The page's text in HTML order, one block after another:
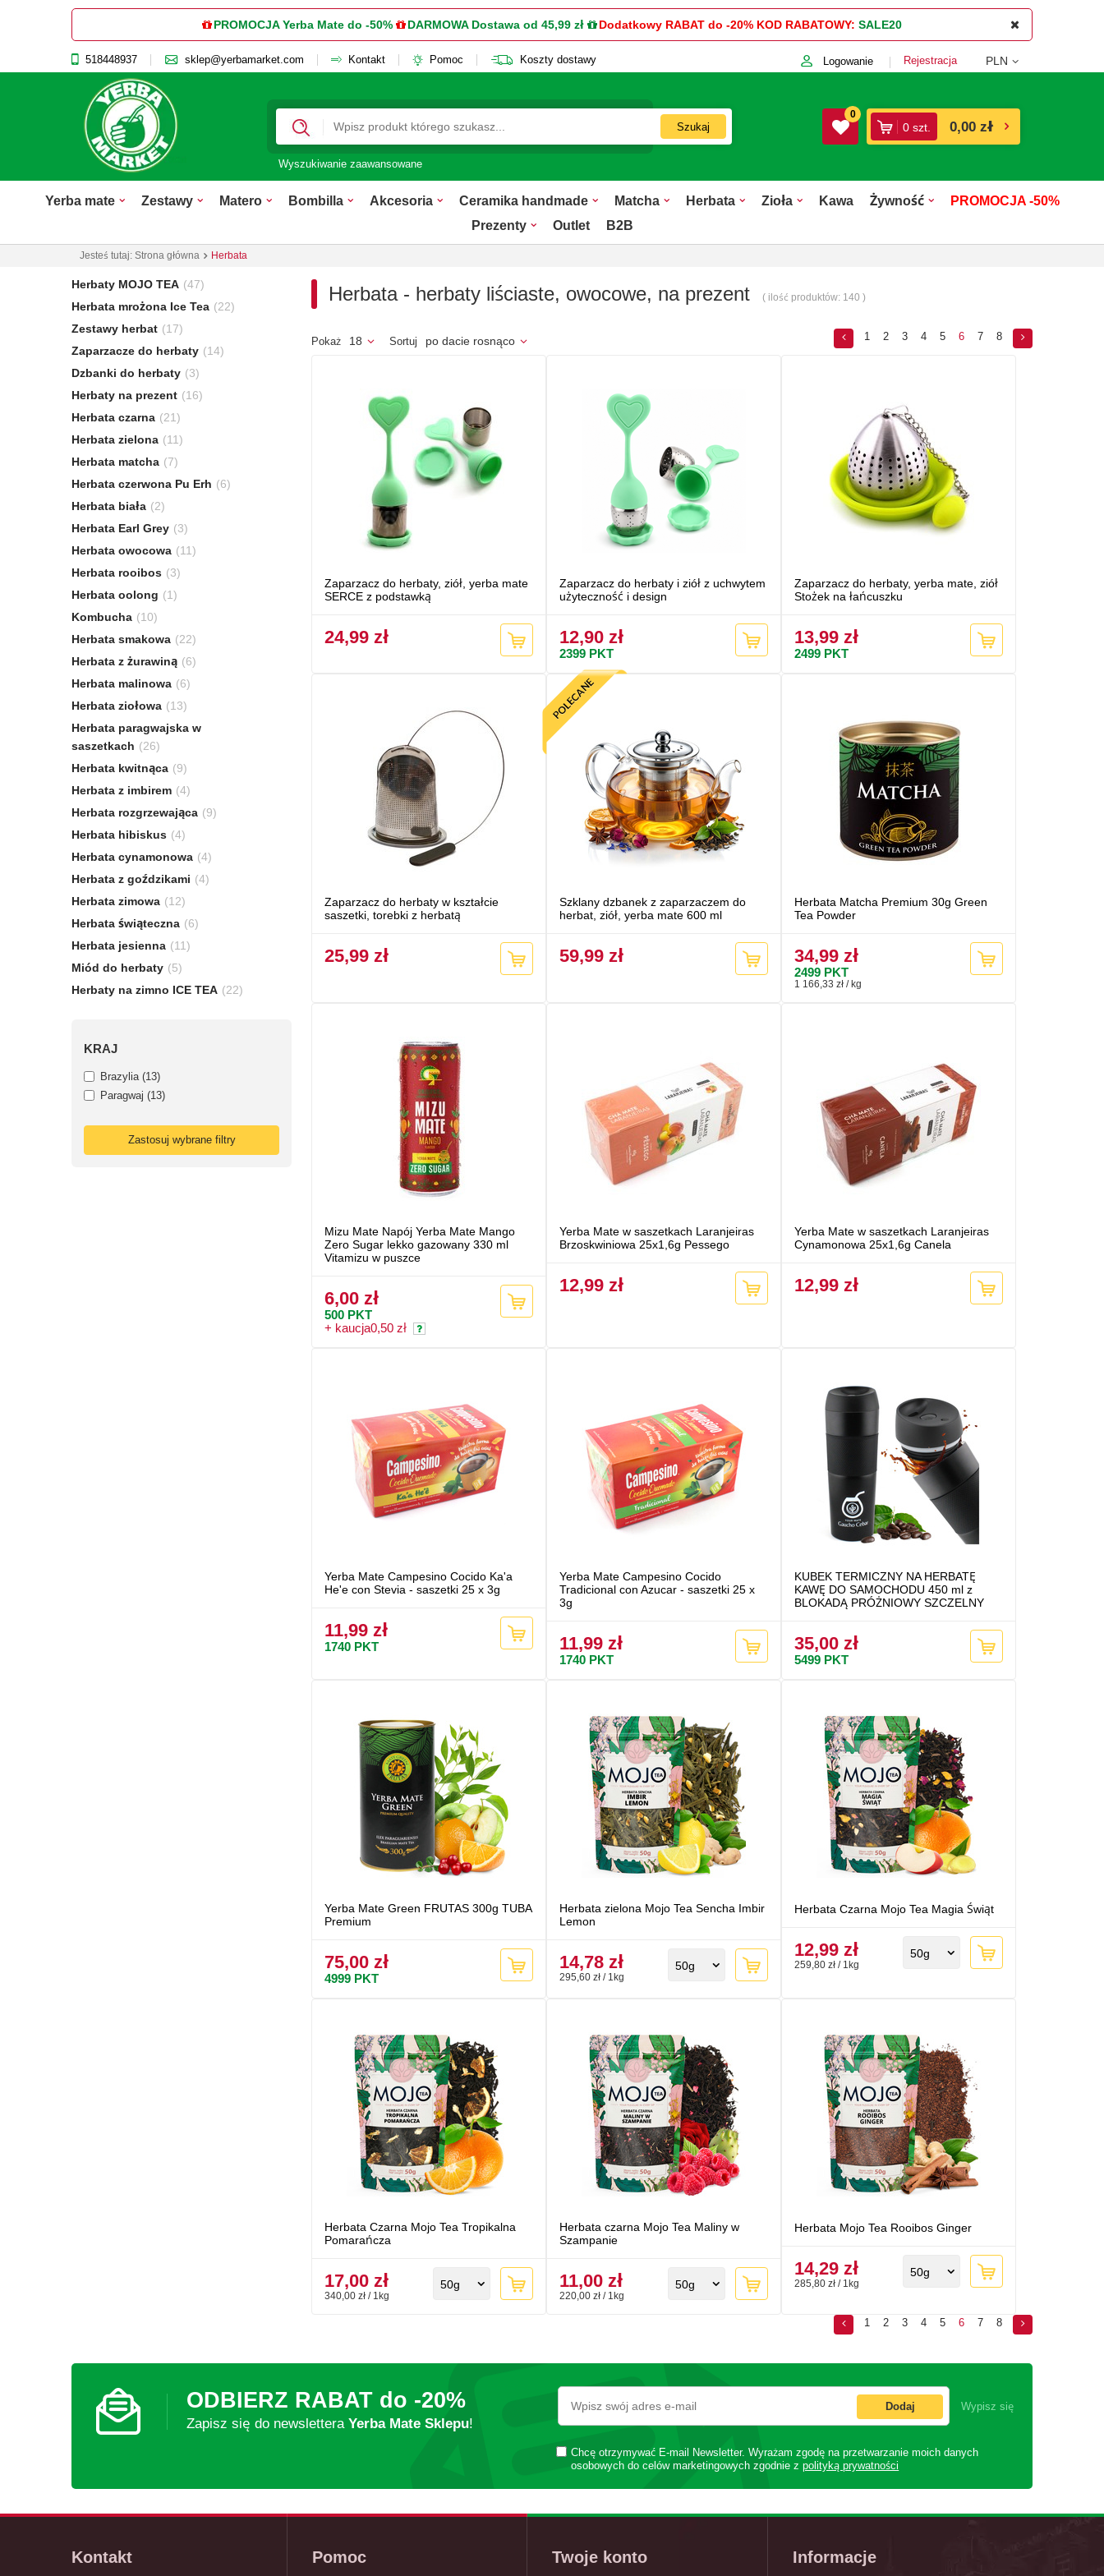
PROMOCJA Yerba Mate do -50% DARMOWA Dostawa od 45,99 zł Dodatkowy RABAT do -20% KOD RABATOWY: SALE20
518448937 sklep@yerbamarket.com Kontakt Pomoc Koszty dostawy Logowanie Rejestracja PLN
Szukaj
Wyszukiwanie zaawansowane
0
0 szt. 0,00 zł
Yerba mate Zestawy Matero Bombilla Akcesoria Ceramika handmade Matcha Herbata Zioła Kawa Żywność
PROMOCJA -50%
Prezenty
Outlet B2B
Jesteś tutaj: Strona główna Herbata
Herbaty MOJO TEA (47)
Herbata mrożona Ice Tea (22)
Zestawy herbat (17)
Zaparzacze do herbaty (14)
Dzbanki do herbaty (3)
Herbaty na prezent (16)
Herbata czarna (21)
Herbata zielona (11)
Herbata matcha (7)
Herbata czerwona Pu Erh (6)
Herbata biała (2)
Herbata Earl Grey (3)
Herbata owocowa (11)
Herbata rooibos (3)
Herbata oolong (1)
Kombucha (10)
Herbata smakowa (22)
Herbata z żurawiną (6)
Herbata malinowa (6)
Herbata ziołowa (13)
Herbata paragwajska w
saszetkach (26)
Herbata kwitnąca (9)
Herbata z imbirem (4)
Herbata rozgrzewająca (9)
Herbata hibiskus (4)
Herbata cynamonowa (4)
Herbata z goździkami (4)
Herbata zimowa (12)
Herbata świąteczna (6)
Herbata jesienna (11)
Miód do herbaty (5)
Herbaty na zimno ICE TEA (22)
KRAJ
Brazylia(13)
Paragwaj (13)
Zastosuj wybrane filtry
Herbata - herbaty liściaste, owocowe, na prezent ( ilość produktów: 140 )
Pokaż 18 Sortuj po dacie rosnąco 1 2 3 4 5 6 7 8
Zaparzacz do herbaty, ziół, yerba mate
SERCE z podstawką
24,99 zł
Zaparzacz do herbaty i ziół z uchwytem
użyteczność i design
12,90 zł
2399 PKT
Zaparzacz do herbaty, yerba mate, ziół
Stożek na łańcuszku
13,99 zł
2499 PKT
Zaparzacz do herbaty w kształcie
saszetki, torebki z herbatą
25,99 zł
Szklany dzbanek z zaparzaczem do
herbat, ziół, yerba mate 600 ml
59,99 zł
Herbata Matcha Premium 30g Green
Tea Powder
34,99 zł
2499 PKT
1 166,33 zł / kg
Mizu Mate Napój Yerba Mate Mango
Zero Sugar lekko gazowany 330 ml
Vitamizu w puszce
6,00 zł
500 PKT
+ kaucja0,50 zł
Yerba Mate w saszetkach Laranjeiras
Brzoskwiniowa 25x1,6g Pessego
12,99 zł
Yerba Mate w saszetkach Laranjeiras
Cynamonowa 25x1,6g Canela
12,99 zł
Yerba Mate Campesino Cocido Ka'a
He'e con Stevia - saszetki 25 x 3g
11,99 zł
1740 PKT
Yerba Mate Campesino Cocido
Tradicional con Azucar - saszetki 25 x
3g
11,99 zł
1740 PKT
KUBEK TERMICZNY NA HERBATĘ
KAWĘ DO SAMOCHODU 450 ml z
BLOKADĄ PRÓŻNIOWY SZCZELNY
35,00 zł
5499 PKT
Yerba Mate Green FRUTAS 300g TUBA
Premium
75,00 zł
4999 PKT
Herbata zielona Mojo Tea Sencha Imbir
Lemon
14,78 zł
295,60 zł / 1kg
50g
Herbata Czarna Mojo Tea Magia Świąt
12,99 zł
259,80 zł / 1kg
50g
Herbata Czarna Mojo Tea Tropikalna
Pomarańcza
17,00 zł
340,00 zł / 1kg
50g
Herbata czarna Mojo Tea Maliny w
Szampanie
11,00 zł
220,00 zł / 1kg
50g
Herbata Mojo Tea Rooibos Ginger
14,29 zł
285,80 zł / 1kg
50g
1 2 3 4 5 6 7 8
ODBIERZ RABAT do -20%
Zapisz się do newslettera Yerba Mate Sklepu!
Dodaj Wypisz się
Chcę otrzymywać E-mail Newsletter. Wyrażam zgodę na przetwarzanie moich danych
osobowych do celów marketingowych zgodnie zpolityką prywatności
Kontakt Pomoc Twoje konto Informacje